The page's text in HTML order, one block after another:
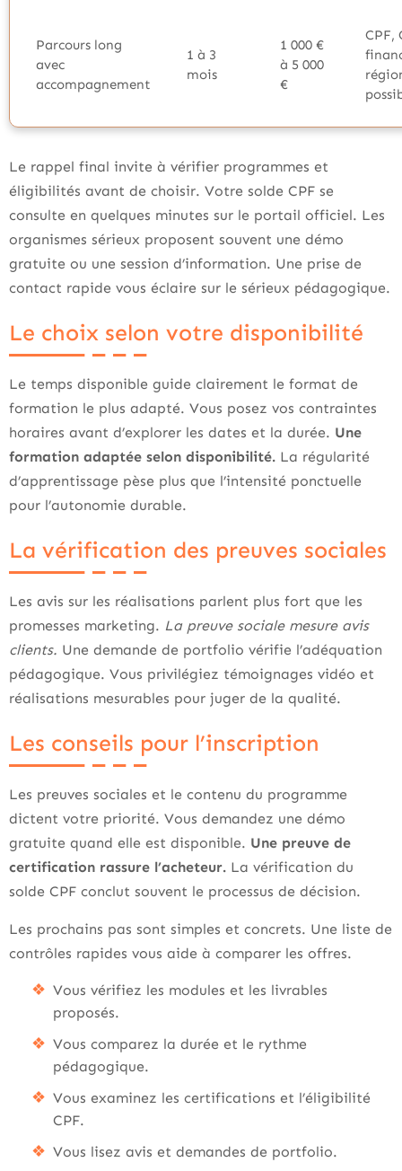
Parcours long
avec
accompagnement
1 à 3
mois
1 000 €
à 5 000
€
CPF,
Le rappel final invite à vérifier programmes et
éligibilités avant de choisir. Votre solde CPF se
consulte en quelques minutes sur le portail officiel. Les
organismes sérieux proposent souvent une démo
gratuite ou une session d’information. Une prise de
contact rapide vous éclaire sur le sérieux pédagogique.
Le choix selon votre disponibilité
Le temps disponible guide clairement le format de
formation le plus adapté. Vous posez vos contraintes
horaires avant d’explorer les dates et la durée. Une
formation adaptée selon disponibilité. La régularité
d’apprentissage pèse plus que l’intensité ponctuelle
pour l’autonomie durable.
La vérification des preuves sociales
Les avis sur les réalisations parlent plus fort que les
promesses marketing. La preuve sociale mesure avis
clients. Une demande de portfolio vérifie l’adéquation
pédagogique. Vous privilégiez témoignages vidéo et
réalisations mesurables pour juger de la qualité.
Les conseils pour l’inscription
Les preuves sociales et le contenu du programme
dictent votre priorité. Vous demandez une démo
gratuite quand elle est disponible. Une preuve de
certification rassure l’acheteur. La vérification du
solde CPF conclut souvent le processus de décision.
Les prochains pas sont simples et concrets. Une liste de
contrôles rapides vous aide à comparer les offres.
Vous vérifiez les modules et les livrables
proposés.
Vous comparez la durée et le rythme
pédagogique.
Vous examinez les certifications et l’éligibilité
CPF.
Vous lisez avis et demandes de portfolio.